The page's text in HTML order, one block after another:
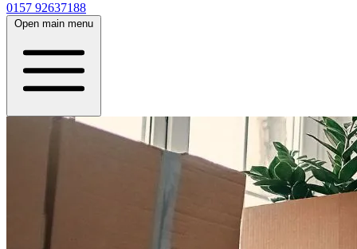
0157 92637188
Open main menu